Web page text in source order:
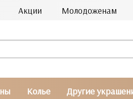
Акции Молодоженам
Колье Другие